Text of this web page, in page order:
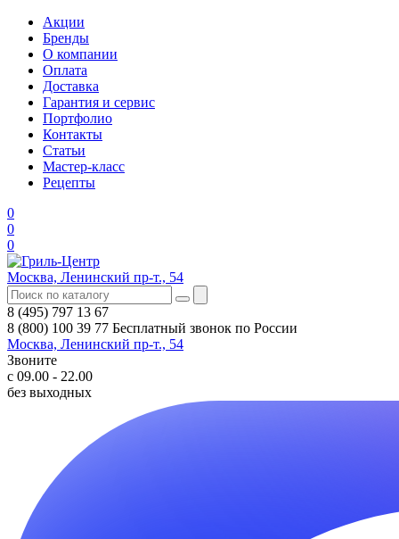
Акции
Бренды
О компании
Оплата
Доставка
Гарантия и сервис
Портфолио
Контакты
Статьи
Мастер-класс
Рецепты
0
0
0
Москва, Ленинский пр-т., 54
8 (495) 797 13 67
8 (800) 100 39 77 Бесплатный звонок по России
Москва, Ленинский пр-т., 54
Звоните
с 09.00 - 22.00
без выходных